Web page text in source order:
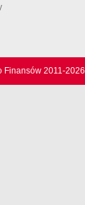
Finansów 2011-2026